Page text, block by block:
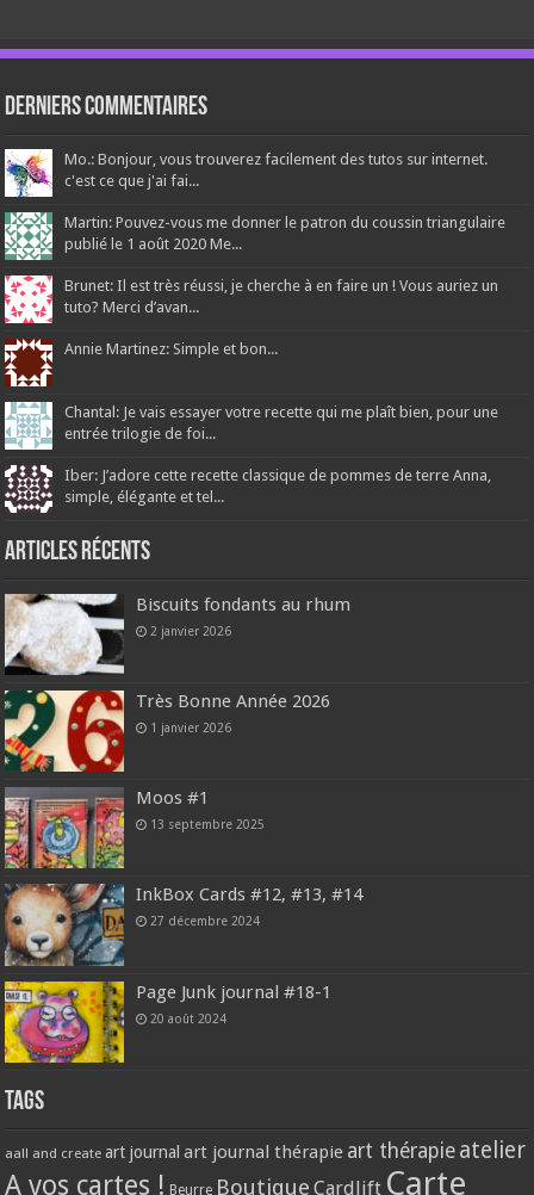
Derniers Commentaires
Mo.: Bonjour, vous trouverez facilement des tutos sur internet.
c'est ce que j'ai fai...
Martin: Pouvez-vous me donner le patron du coussin triangulaire
publié le 1 août 2020 Me...
Brunet: Il est très réussi, je cherche à en faire un ! Vous auriez un
tuto? Merci d’avan...
Annie Martinez: Simple et bon...
Chantal: Je vais essayer votre recette qui me plaît bien, pour une
entrée trilogie de foi...
Iber: J’adore cette recette classique de pommes de terre Anna,
simple, élégante et tel...
Articles récents
Biscuits fondants au rhum
2 janvier 2026
Très Bonne Année 2026
1 janvier 2026
Moos #1
13 septembre 2025
InkBox Cards #12, #13, #14
27 décembre 2024
Page Junk journal #18-1
20 août 2024
Tags
aall and create art journal art journal thérapie art thérapie atelier
A vos cartes ! Beurre Boutique Cardlift Carte